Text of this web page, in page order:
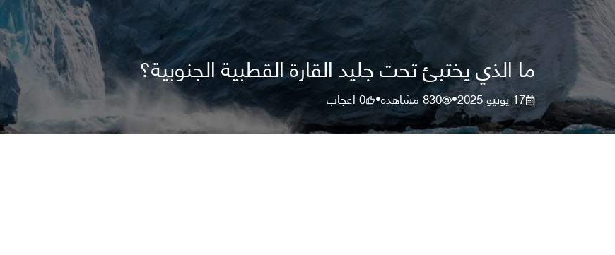
ما الذي يختبئ تحت جليد القارة القطبية الجنوبية؟
17 يونيو 2025 •
830مشاهدة•
0اعجاب